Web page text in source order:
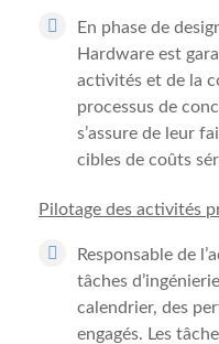
En phase de
Hardware est
activités et de la
processus de
s’assure de leur
cibles de coûts
Pilotage des activités
Responsable de
tâches
calendrier, des
engagés. Les